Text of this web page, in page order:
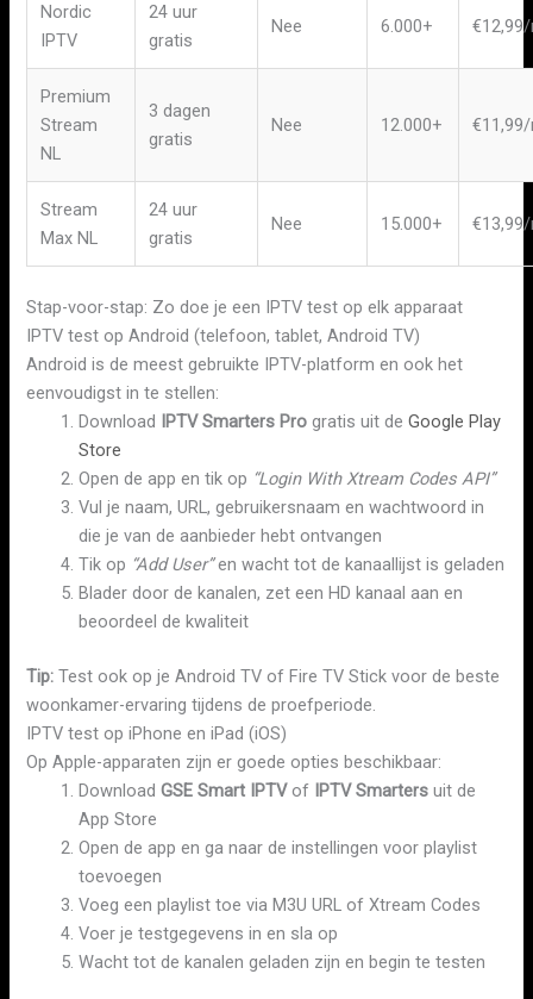
Nordic
IPTV
24 uur
gratis
Nee 6.000+
Premium
Stream
NL
3 dagen
gratis
Nee 12.000+
Stream
Max NL
24 uur
gratis
Nee 15.000+
Stap-voor-stap: Zo doe je een IPTV test op elk apparaat
IPTV test op Android (telefoon, tablet, Android TV)
Android is de meest gebruikte IPTV-platform en ook het
eenvoudigst in te stellen:
Download IPTV Smarters Pro gratis uit deGoogle Play
Store
Open de app en tik op “Login With Xtream Codes API”
Vul je naam, URL, gebruikersnaam en wachtwoord in
die je van de aanbieder hebt ontvangen
Tik op “Add User”en wacht tot de kanaallijst is geladen
Blader door de kanalen, zet een HD kanaal aan en
beoordeel de kwaliteit
Tip: Test ook op je Android TV of Fire TV Stick voor de beste
woonkamer-ervaring tijdens de proefperiode.
IPTV test op iPhone en iPad (iOS)
Op Apple-apparaten zijn er goede opties beschikbaar:
DownloadGSE Smart IPTVof IPTV Smarters uit de
App Store
Open de app en ga naar de instellingen voor playlist
toevoegen
Voeg een playlist toe via M3U URL of Xtream Codes
Voer je testgegevens in en sla op
Wacht tot de kanalen geladen zijn en begin te testen